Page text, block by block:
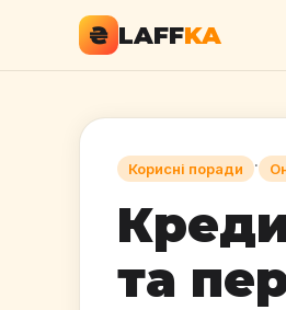
₴ LAFFKA
Корисні поради ·
та